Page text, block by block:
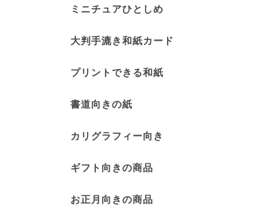
ミニチュアひとしめ
大判手漉き和紙カード
プリントできる和紙
書道向きの紙
カリグラフィー向き
ギフト向きの商品
お正月向きの商品